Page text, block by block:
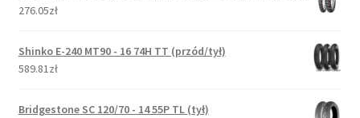
276.05zł
Shinko E-240 MT90 - 16 74H TT (przód/tył)
589.81zł
Bridgestone SC 120/70 - 14 55P TL (tył)